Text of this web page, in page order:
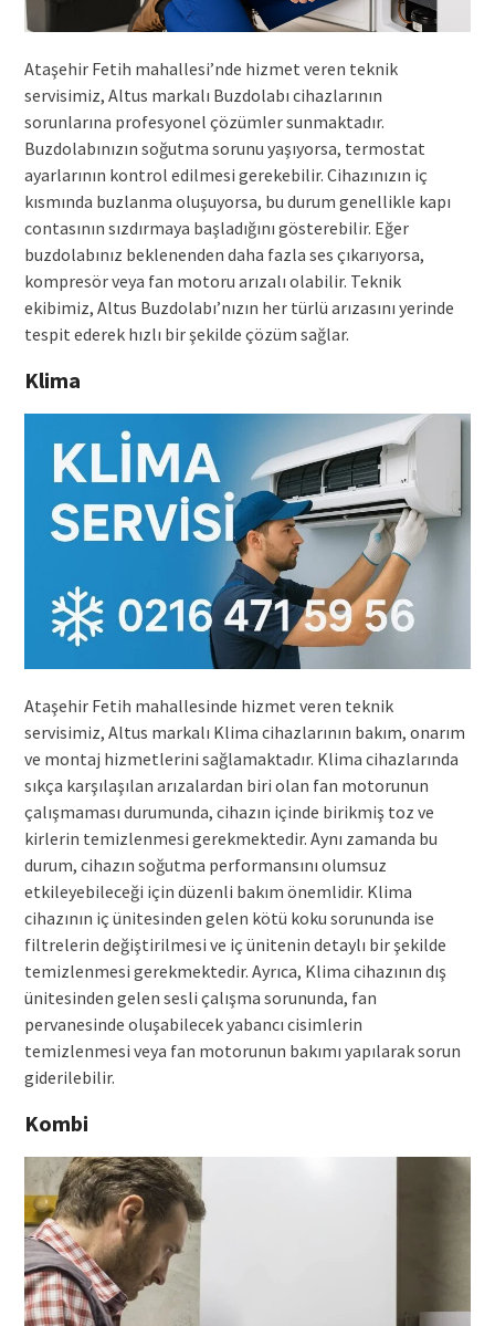
Ataşehir Fetih mahallesi’nde hizmet veren teknik
servisimiz, Altus markalı Buzdolabı cihazlarının
sorunlarına profesyonel çözümler sunmaktadır.
Buzdolabınızın soğutma sorunu yaşıyorsa, termostat
ayarlarının kontrol edilmesi gerekebilir. Cihazınızın iç
kısmında buzlanma oluşuyorsa, bu durum genellikle kapı
contasının sızdırmaya başladığını gösterebilir. Eğer
buzdolabınız beklenenden daha fazla ses çıkarıyorsa,
kompresör veya fan motoru arızalı olabilir. Teknik
ekibimiz, Altus Buzdolabı’nızın her türlü arızasını yerinde
tespit ederek hızlı bir şekilde çözüm sağlar.
Klima
Ataşehir Fetih mahallesinde hizmet veren teknik
servisimiz, Altus markalı Klima cihazlarının bakım, onarım
ve montaj hizmetlerini sağlamaktadır. Klima cihazlarında
sıkça karşılaşılan arızalardan biri olan fan motorunun
çalışmaması durumunda, cihazın içinde birikmiş toz ve
kirlerin temizlenmesi gerekmektedir. Aynı zamanda bu
durum, cihazın soğutma performansını olumsuz
etkileyebileceği için düzenli bakım önemlidir. Klima
cihazının iç ünitesinden gelen kötü koku sorununda ise
filtrelerin değiştirilmesi ve iç ünitenin detaylı bir şekilde
temizlenmesi gerekmektedir. Ayrıca, Klima cihazının dış
ünitesinden gelen sesli çalışma sorununda, fan
pervanesinde oluşabilecek yabancı cisimlerin
temizlenmesi veya fan motorunun bakımı yapılarak sorun
giderilebilir.
Kombi